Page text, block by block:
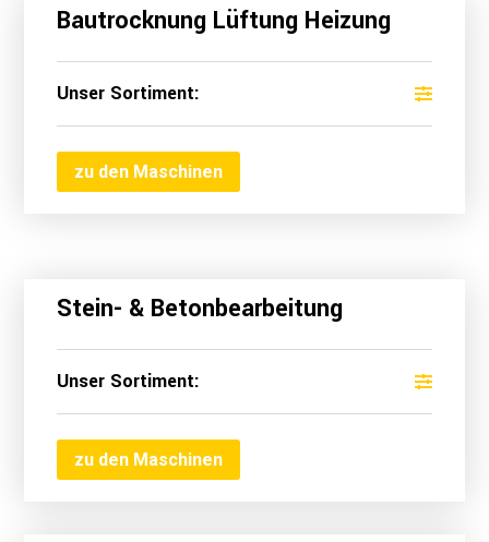
Bautrocknung Lüftung Heizung
Unser Sortiment:
zu den Maschinen
Stein- & Betonbearbeitung
Unser Sortiment:
zu den Maschinen